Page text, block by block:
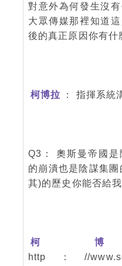
對意外為何發生沒
大眾傳媒那裡知道
後的真正原因你有什
柯博拉 ： 指揮系統
Q3： 奧斯曼帝國是
的崩潰也是陰謀集
其)的歷史你能否給
柯
http：//